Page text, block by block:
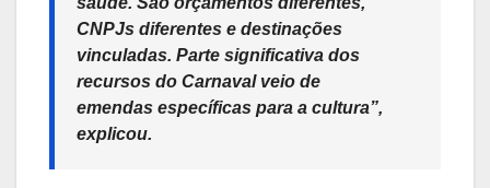
CNPJs diferentes e destinações
vinculadas. Parte significativa dos
recursos do Carnaval veio de
emendas específicas para a cultura”,
explicou.